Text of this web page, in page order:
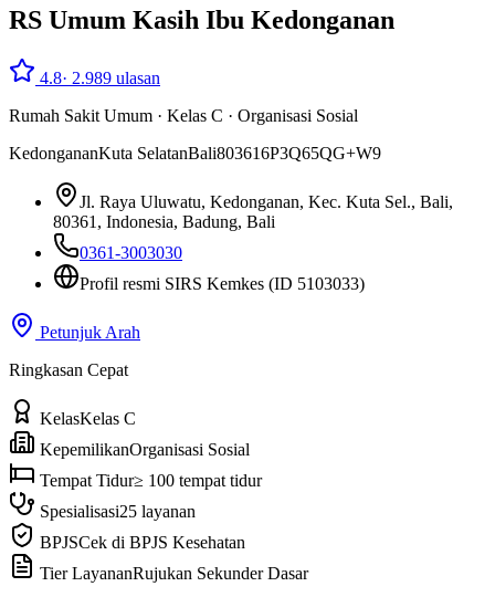
RS Umum Kasih Ibu Kedonganan
4.8· 2.989 ulasan
Rumah Sakit Umum · Kelas C · Organisasi Sosial
KedongananKuta SelatanBali803616P3Q65QG+W9
Jl. Raya Uluwatu, Kedonganan, Kec. Kuta Sel., Bali,
80361, Indonesia, Badung, Bali
0361-3003030
Profil resmi SIRS Kemkes (ID 5103033)
Petunjuk Arah
Ringkasan Cepat
KelasKelas C
KepemilikanOrganisasi Sosial
Tempat Tidur≥ 100 tempat tidur
Spesialisasi25 layanan
BPJSCek di BPJS Kesehatan
Tier LayananRujukan Sekunder Dasar